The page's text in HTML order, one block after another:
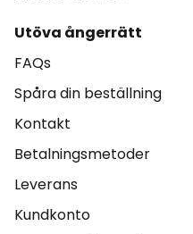
Utöva ångerrätt
FAQs
Spåra din beställning
Kontakt
Betalningsmetoder
Leverans
Kundkonto